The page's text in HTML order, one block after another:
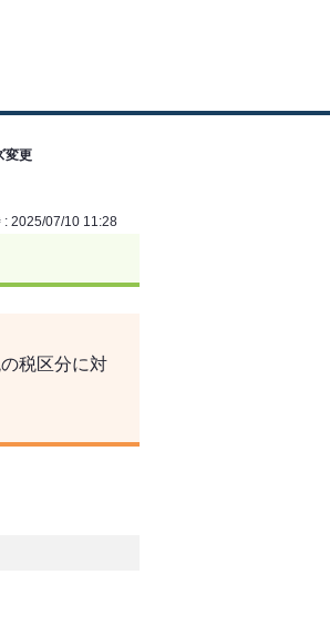
変更
: 2025/07/10 11:28
税区分に対